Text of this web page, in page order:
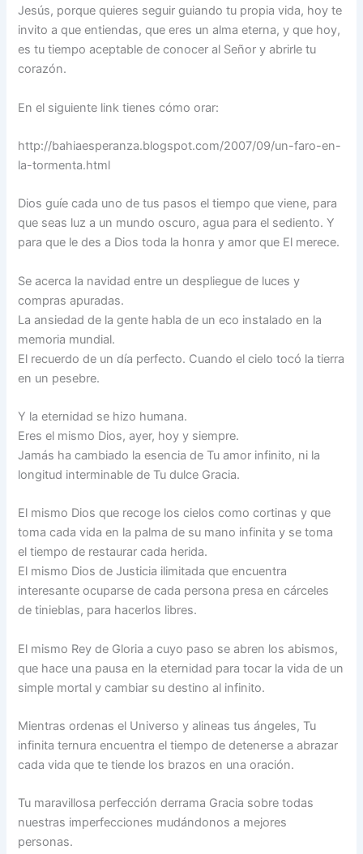
Jesús, porque quieres seguir guiando tu propia vida, hoy te
invito a que entiendas, que eres un alma eterna, y que hoy,
es tu tiempo aceptable de conocer al Señor y abrirle tu
corazón.
En el siguiente link tienes cómo orar:
http://bahiaesperanza.blogspot.com/2007/09/un-faro-en-
la-tormenta.html
Dios guíe cada uno de tus pasos el tiempo que viene, para
que seas luz a un mundo oscuro, agua para el sediento. Y
para que le des a Dios toda la honra y amor que El merece.
Se acerca la navidad entre un despliegue de luces y
compras apuradas.
La ansiedad de la gente habla de un eco instalado en la
memoria mundial.
El recuerdo de un día perfecto. Cuando el cielo tocó la tierra
en un pesebre.
Y la eternidad se hizo humana.
Eres el mismo Dios, ayer, hoy y siempre.
Jamás ha cambiado la esencia de Tu amor infinito, ni la
longitud interminable de Tu dulce Gracia.
El mismo Dios que recoge los cielos como cortinas y que
toma cada vida en la palma de su mano infinita y se toma
el tiempo de restaurar cada herida.
El mismo Dios de Justicia ilimitada que encuentra
interesante ocuparse de cada persona presa en cárceles
de tinieblas, para hacerlos libres.
El mismo Rey de Gloria a cuyo paso se abren los abismos,
que hace una pausa en la eternidad para tocar la vida de un
simple mortal y cambiar su destino al infinito.
Mientras ordenas el Universo y alineas tus ángeles, Tu
infinita ternura encuentra el tiempo de detenerse a abrazar
cada vida que te tiende los brazos en una oración.
Tu maravillosa perfección derrama Gracia sobre todas
nuestras imperfecciones mudándonos a mejores
personas.